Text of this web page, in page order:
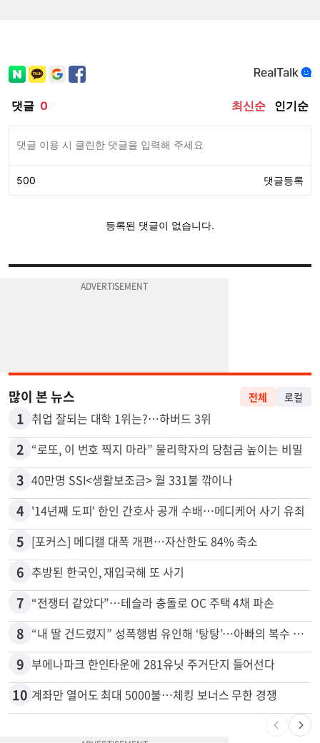
많이 본 뉴스 전체 로컬
1 취업 잘되는 대학 1위는?…하버드 3위
2 “로또, 이 번호 찍지 마라” 물리학자의 당첨금 높이는 비밀
3 40만명 SSI<생활보조금> 월 331불 깎이나
4 '14년째 도피' 한인 간호사 공개 수배…메디케어 사기 유죄
5 [포커스] 메디캘 대폭 개편…자산한도 84% 축소
6 추방된 한국인, 재입국해 또 사기
7 “전쟁터 같았다”…테슬라 충돌로 OC 주택 4채 파손
8 “내 딸 건드렸지” 성폭행범 유인해 ‘탕탕’…아빠의 복수 결말
9 부에나파크 한인타운에 281유닛 주거단지 들어선다
10 계좌만 열어도 최대 5000불…체킹 보너스 무한 경쟁